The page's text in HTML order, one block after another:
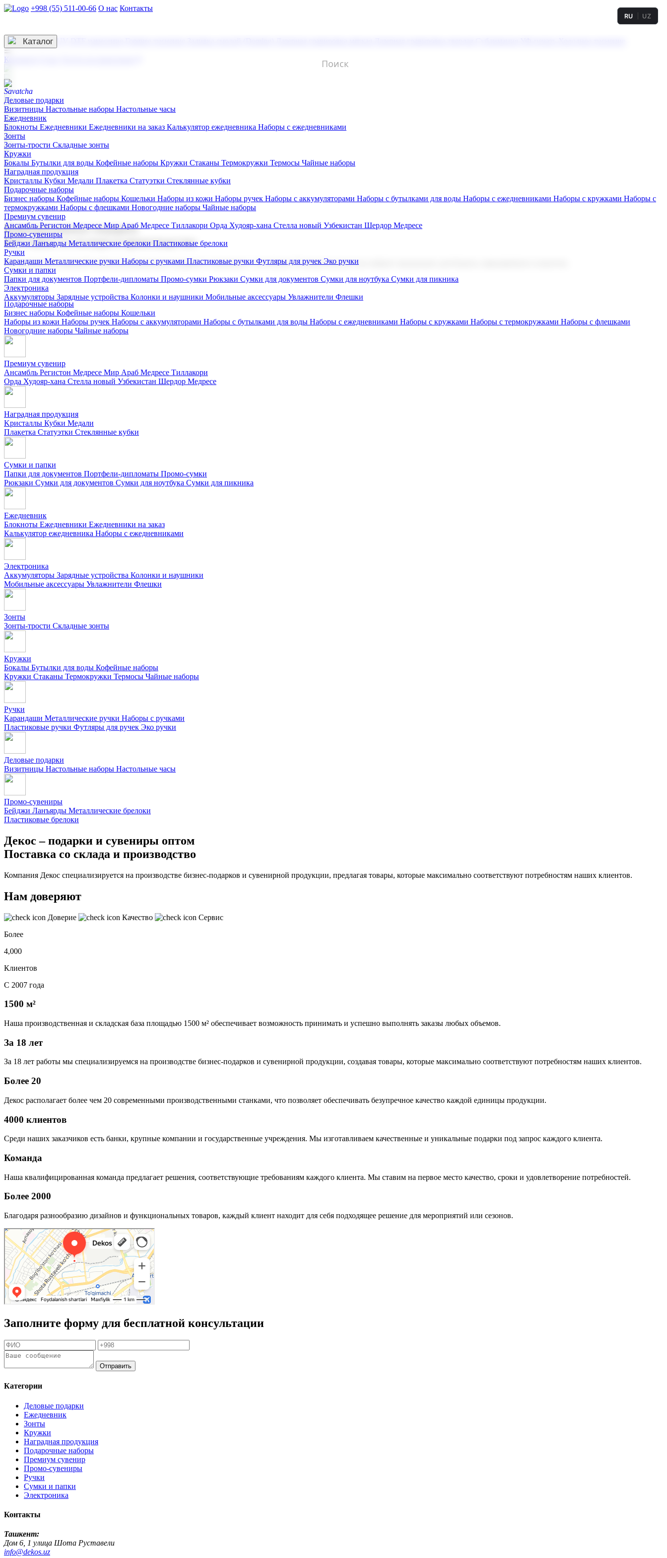
+998 (55) 511-00-66 О нас Контакты
3D гравировка
RU UZ
☰
Контакты
Каталог
Деловые подарки
Визитницы Настольные наборы Настольные часы
Ежедневник
Блокноты Ежедневники Ежедневники на заказ Калькулятор ежедневника Наборы с ежедневниками
Зонты
Зонты-трости Складные зонты
Кружки
Бокалы Бутылки для воды Кофейные наборы Кружки Стаканы Термокружки Термосы Чайные наборы
Наградная продукция
Kристаллы Кубки Медали Плакетка Статуэтки Стеклянные кубки
Подарочные наборы
Бизнес наборы Кофейные наборы Кошельки Наборы из кожи Наборы ручек Наборы с аккумуляторами Наборы с бутылками для воды Наборы с ежедневниками Наборы с кружками Наборы с
термокружками Наборы с флешками Новогодние наборы Чайные наборы
Премиум сувенир
Ансамбль Регистон Медресе Мир Араб Медресе Тиллакори Орда Худояр-хана Стелла новый Узбекистан Шердор Медресе
Промо-сувениры
Бейджи Ланъярды Металлические брелоки Пластиковые брелоки
Ручки
Карандаши Металлические ручки Наборы с ручками Пластиковые ручки Футляры для ручек Эко ручки
Сумки и папки
Папки для документов Портфели-дипломаты Промо-сумки Рюкзаки Сумки для документов Сумки для ноутбука Сумки для пикника
Электроника
Аккумуляторы Зарядные устройства Колонки и наушники Мобильные аксессуары Увлажнители Флешки
Корпоративные подарки
Поставка со склада и производство
Мы предлагаем широкий выбор корпоративных подарков и сувениров с логотипом. В нашем каталоге вы найдете продукцию для бизнеса, мероприятия и клиентов.
Подарочные наборы
Бизнес наборы Кофейные наборы Кошельки
Наборы из кожи Наборы ручек Наборы с аккумуляторами Наборы с бутылками для воды Наборы с ежедневниками Наборы с кружками Наборы с термокружками Наборы с флешками
Новогодние наборы Чайные наборы
Премиум сувенир
Ансамбль Регистон Медресе Мир Араб Медресе Тиллакори
Орда Худояр-хана Стелла новый Узбекистан Шердор Медресе
Наградная продукция
Kристаллы Кубки Медали
Плакетка Статуэтки Стеклянные кубки
Сумки и папки
Папки для документов Портфели-дипломаты Промо-сумки
Рюкзаки Сумки для документов Сумки для ноутбука Сумки для пикника
Ежедневник
Блокноты Ежедневники Ежедневники на заказ
Калькулятор ежедневника Наборы с ежедневниками
Электроника
Аккумуляторы Зарядные устройства Колонки и наушники
Мобильные аксессуары Увлажнители Флешки
Зонты
Зонты-трости Складные зонты
Кружки
Бокалы Бутылки для воды Кофейные наборы
Кружки Стаканы Термокружки Термосы Чайные наборы
Ручки
Карандаши Металлические ручки Наборы с ручками
Пластиковые ручки Футляры для ручек Эко ручки
Деловые подарки
Визитницы Настольные наборы Настольные часы
Промо-сувениры
Бейджи Ланъярды Металлические брелоки
Пластиковые брелоки
Декос – подарки и сувениры оптом
Поставка со склада и производство
Компания Декос специализируется на производстве бизнес-подарков и сувенирной продукции, предлагая товары, которые максимально соответствуют потребностям наших клиентов.
Нам доверяют
Доверие Качество
Сервис
Более
4,000
Клиентов
С 2007 года
1500 м²
Наша производственная и складская база площадью 1500 м² обеспечивает возможность принимать и успешно выполнять заказы любых объемов.
За 18 лет
За 18 лет работы мы специализируемся на производстве бизнес-подарков и сувенирной продукции, создавая товары, которые максимально соответствуют потребностям наших клиентов.
Более 20
Декос располагает более чем 20 современными производственными станками, что позволяет обеспечивать безупречное качество каждой единицы продукции.
4000 клиентов
Среди наших заказчиков есть банки, крупные компании и государственные учреждения. Мы изготавливаем качественные и уникальные подарки под запрос каждого клиента.
Команда
Наша квалифицированная команда предлагает решения, соответствующие требованиям каждого клиента. Мы ставим на первое место качество, сроки и удовлетворение потребностей.
Более 2000
Благодаря разнообразию дизайнов и функциональных товаров, каждый клиент находит для себя подходящее решение для мероприятий или сезонов.
Заполните форму для бесплатной консультации
Отправить
Категории
Деловые подарки
Ежедневник
Зонты
Кружки
Наградная продукция
Подарочные наборы
Премиум сувенир
Промо-сувениры
Ручки
Сумки и папки
Электроника
Контакты
Ташкент:
Дом 6, 1 улица Шота Руставели
info@dekos.uz